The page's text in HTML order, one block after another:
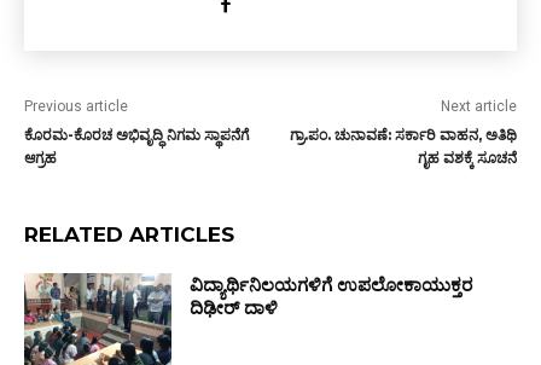
Previous article
ಕೊರಮ-ಕೊರಚ ಅಭಿವೃದ್ಧಿ ನಿಗಮ ಸ್ಥಾಪನೆಗೆ
ಆಗ್ರಹ
Next article
ಗ್ರಾ.ಪಂ. ಚುನಾವಣೆ: ಸರ್ಕಾರಿ ವಾಹನ, ಅತಿಥಿ
ಗೃಹ ವಶಕ್ಕೆ ಸೂಚನೆ
RELATED ARTICLES
ವಿದ್ಯಾರ್ಥಿನಿಲಯಗಳಿಗೆ ಉಪಲೋಕಾಯುಕ್ತರ
ದಿಢೀರ್ ದಾಳಿ